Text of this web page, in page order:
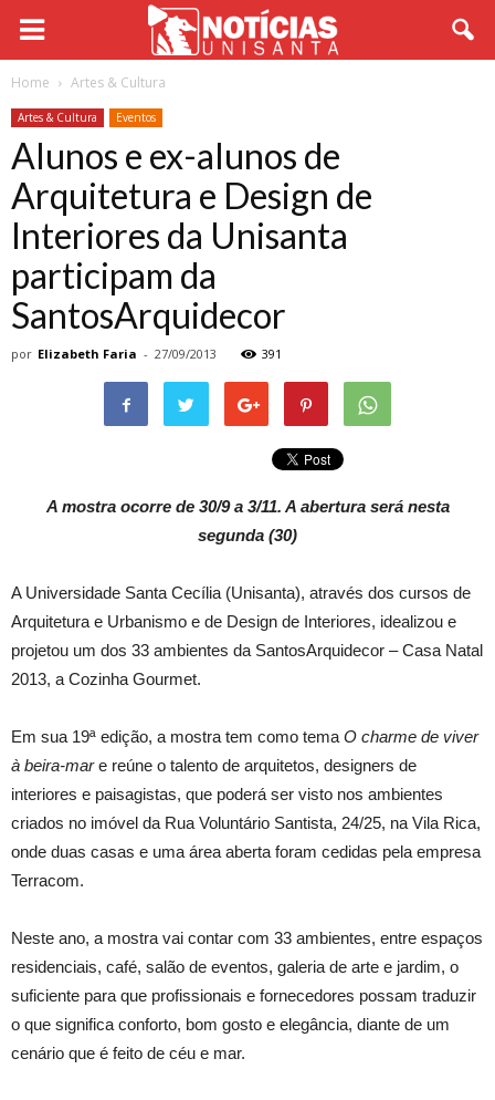
Home Artes & Cultura
Artes & Cultura Eventos
Alunos e ex-alunos de
Arquitetura e Design de
Interiores da Unisanta
participam da
SantosArquidecor
por Elizabeth Faria - 27/09/2013 391
A mostra ocorre de 30/9 a 3/11. A abertura será nesta
segunda (30)
A Universidade Santa Cecília (Unisanta), através dos cursos de
Arquitetura e Urbanismo e de Design de Interiores, idealizou e
projetou um dos 33 ambientes da SantosArquidecor – Casa Natal
2013, a Cozinha Gourmet.
Em sua 19ª edição, a mostra tem como tema O charme de viver
à beira-mare reúne o talento de arquitetos, designers de
interiores e paisagistas, que poderá ser visto nos ambientes
criados no imóvel da Rua Voluntário Santista, 24/25, na Vila Rica,
onde duas casas e uma área aberta foram cedidas pela empresa
Terracom.
Neste ano, a mostra vai contar com 33 ambientes, entre espaços
residenciais, café, salão de eventos, galeria de arte e jardim, o
suficiente para que profissionais e fornecedores possam traduzir
o que significa conforto, bom gosto e elegância, diante de um
cenário que é feito de céu e mar.